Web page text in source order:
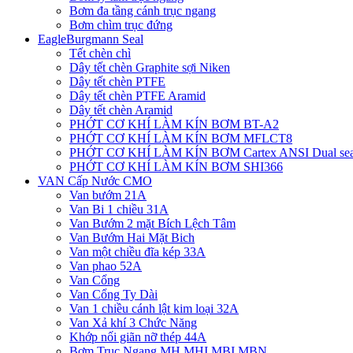
Bơm đa tầng cánh trục ngang
Bơm chìm trục đứng
EagleBurgmann Seal
Tết chèn chì
Dây tết chèn Graphite sợi Niken
Dây tết chèn PTFE
Dây tết chèn PTFE Aramid
Dây tết chèn Aramid
PHỚT CƠ KHÍ LÀM KÍN BƠM BT-A2
PHỚT CƠ KHÍ LÀM KÍN BƠM MFLCT8
PHỚT CƠ KHÍ LÀM KÍN BƠM Cartex ANSI Dual
PHỚT CƠ KHÍ LÀM KÍN BƠM SHI366
VAN Cấp Nước CMO
Van bướm 21A
Van Bi 1 chiều 31A
Van Bướm 2 mặt Bích Lệch Tâm
Van Bướm Hai Mặt Bich
Van một chiều đĩa kép 33A
Van phao 52A
Van Cổng
Van Cổng Ty Dài
Van 1 chiều cánh lật kim loại 32A
Van Xả khí 3 Chức Năng
Khớp nối giãn nỡ thép 44A